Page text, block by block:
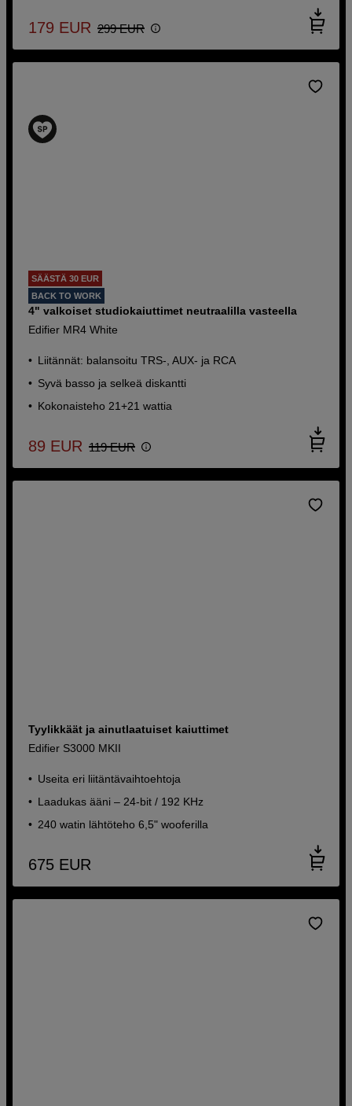
179 EUR 299 EUR
SÄÄSTÄ 30 EUR
BACK TO WORK
4" valkoiset studiokaiuttimet neutraalilla vasteella
Edifier MR4 White
Liitännät: balansoitu TRS-, AUX- ja RCA
Syvä basso ja selkeä diskantti
Kokonaisteho 21+21 wattia
89 EUR 119 EUR
Tyylikkäät ja ainutlaatuiset kaiuttimet
Edifier S3000 MKII
Useita eri liitäntävaihtoehtoja
Laadukas ääni – 24-bit / 192 KHz
240 watin lähtöteho 6,5" wooferilla
675 EUR